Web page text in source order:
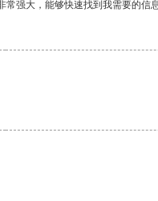
强大，能够快速找到我需要的信息